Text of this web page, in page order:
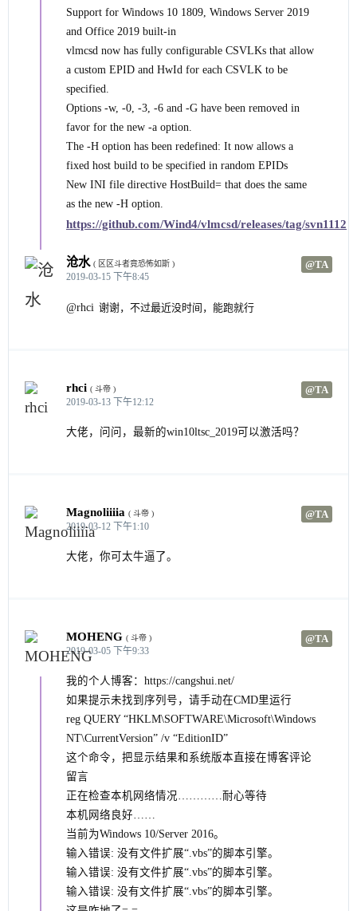
Support for Windows 10 1809, Windows Server 2019
and Office 2019 built-in
vlmcsd now has fully configurable CSVLKs that allow
a custom EPID and HwId for each CSVLK to be
specified.
Options -w, -0, -3, -6 and -G have been removed in
favor for the new -a option.
The -H option has been redefined: It now allows a
fixed host build to be specified in random EPIDs
New INI file directive HostBuild= that does the same
as the new -H option.
https://github.com/Wind4/vlmcsd/releases/tag/svn1112
沧水 @TA
( 区区斗者竟恐怖如斯 )
2019-03-15 下午8:45
@rhci 谢谢，不过最近没时间，能跑就行
rhci @TA
( 斗帝 )
2019-03-13 下午12:12
大佬，问问，最新的win10ltsc_2019可以激活吗？
Magnoliiiia @TA
( 斗帝 )
2019-03-12 下午1:10
大佬，你可太牛逼了。
MOHENG @TA
( 斗帝 )
2019-03-05 下午9:33
我的个人博客：https://cangshui.net/
如果提示未找到序列号，请手动在CMD里运行
reg QUERY “HKLM\SOFTWARE\Microsoft\Windows
NT\CurrentVersion” /v “EditionID”
这个命令，把显示结果和系统版本直接在博客评论
留言
正在检查本机网络情况…………耐心等待
本机网络良好……
当前为Windows 10/Server 2016。
输入错误: 没有文件扩展“.vbs”的脚本引擎。
输入错误: 没有文件扩展“.vbs”的脚本引擎。
输入错误: 没有文件扩展“.vbs”的脚本引擎。